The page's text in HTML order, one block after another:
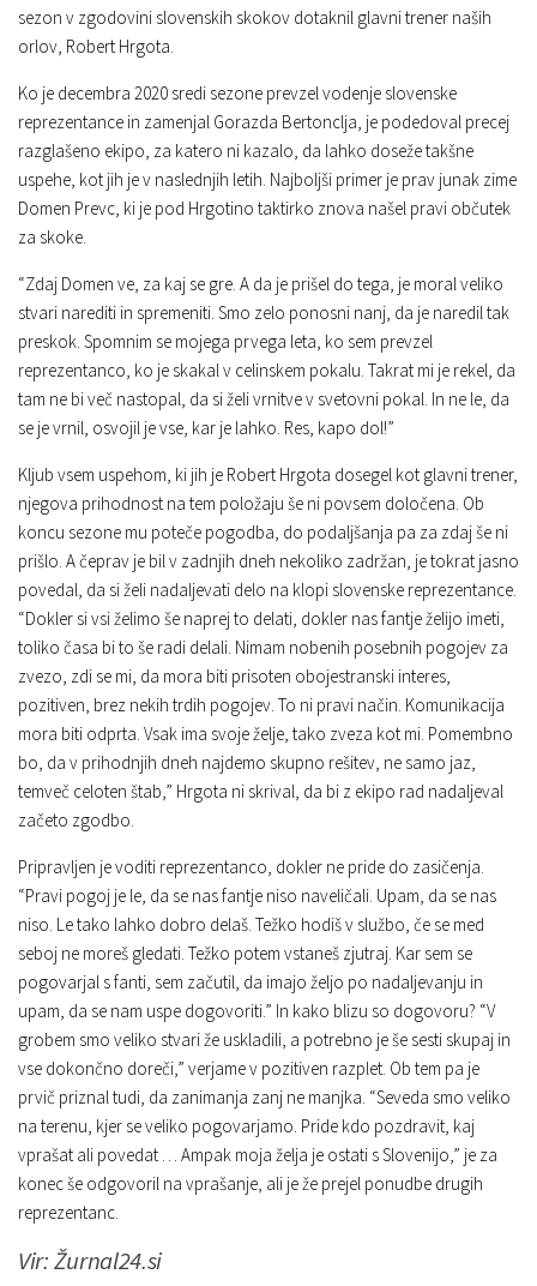
sezon v zgodovini slovenskih skokov dotaknil glavni trener naših
orlov, Robert Hrgota.
Ko je decembra 2020 sredi sezone prevzel vodenje slovenske
reprezentance in zamenjal Gorazda Bertonclja, je podedoval precej
razglašeno ekipo, za katero ni kazalo, da lahko doseže takšne
uspehe, kot jih je v naslednjih letih. Najboljši primer je prav junak zime
Domen Prevc, ki je pod Hrgotino taktirko znova našel pravi občutek
za skoke.
“Zdaj Domen ve, za kaj se gre. A da je prišel do tega, je moral veliko
stvari narediti in spremeniti. Smo zelo ponosni nanj, da je naredil tak
preskok. Spomnim se mojega prvega leta, ko sem prevzel
reprezentanco, ko je skakal v celinskem pokalu. Takrat mi je rekel, da
tam ne bi več nastopal, da si želi vrnitve v svetovni pokal. In ne le, da
se je vrnil, osvojil je vse, kar je lahko. Res, kapo dol!”
Kljub vsem uspehom, ki jih je Robert Hrgota dosegel kot glavni trener,
njegova prihodnost na tem položaju še ni povsem določena. Ob
koncu sezone mu poteče pogodba, do podaljšanja pa za zdaj še ni
prišlo. A čeprav je bil v zadnjih dneh nekoliko zadržan, je tokrat jasno
povedal, da si želi nadaljevati delo na klopi slovenske reprezentance.
“Dokler si vsi želimo še naprej to delati, dokler nas fantje želijo imeti,
toliko časa bi to še radi delali. Nimam nobenih posebnih pogojev za
zvezo, zdi se mi, da mora biti prisoten obojestranski interes,
pozitiven, brez nekih trdih pogojev. To ni pravi način. Komunikacija
mora biti odprta. Vsak ima svoje želje, tako zveza kot mi. Pomembno
bo, da v prihodnjih dneh najdemo skupno rešitev, ne samo jaz,
temveč celoten štab,” Hrgota ni skrival, da bi z ekipo rad nadaljeval
začeto zgodbo.
Pripravljen je voditi reprezentanco, dokler ne pride do zasičenja.
“Pravi pogoj je le, da se nas fantje niso naveličali. Upam, da se nas
niso. Le tako lahko dobro delaš. Težko hodiš v službo, če se med
seboj ne moreš gledati. Težko potem vstaneš zjutraj. Kar sem se
pogovarjal s fanti, sem začutil, da imajo željo po nadaljevanju in
upam, da se nam uspe dogovoriti.” In kako blizu so dogovoru? “V
grobem smo veliko stvari že uskladili, a potrebno je še sesti skupaj in
vse dokončno doreči,” verjame v pozitiven razplet. Ob tem pa je
prvič priznal tudi, da zanimanja zanj ne manjka. “Seveda smo veliko
na terenu, kjer se veliko pogovarjamo. Pride kdo pozdravit, kaj
vprašat ali povedat … Ampak moja želja je ostati s Slovenijo,” je za
konec še odgovoril na vprašanje, ali je že prejel ponudbe drugih
reprezentanc.
Vir: Žurnal24.si